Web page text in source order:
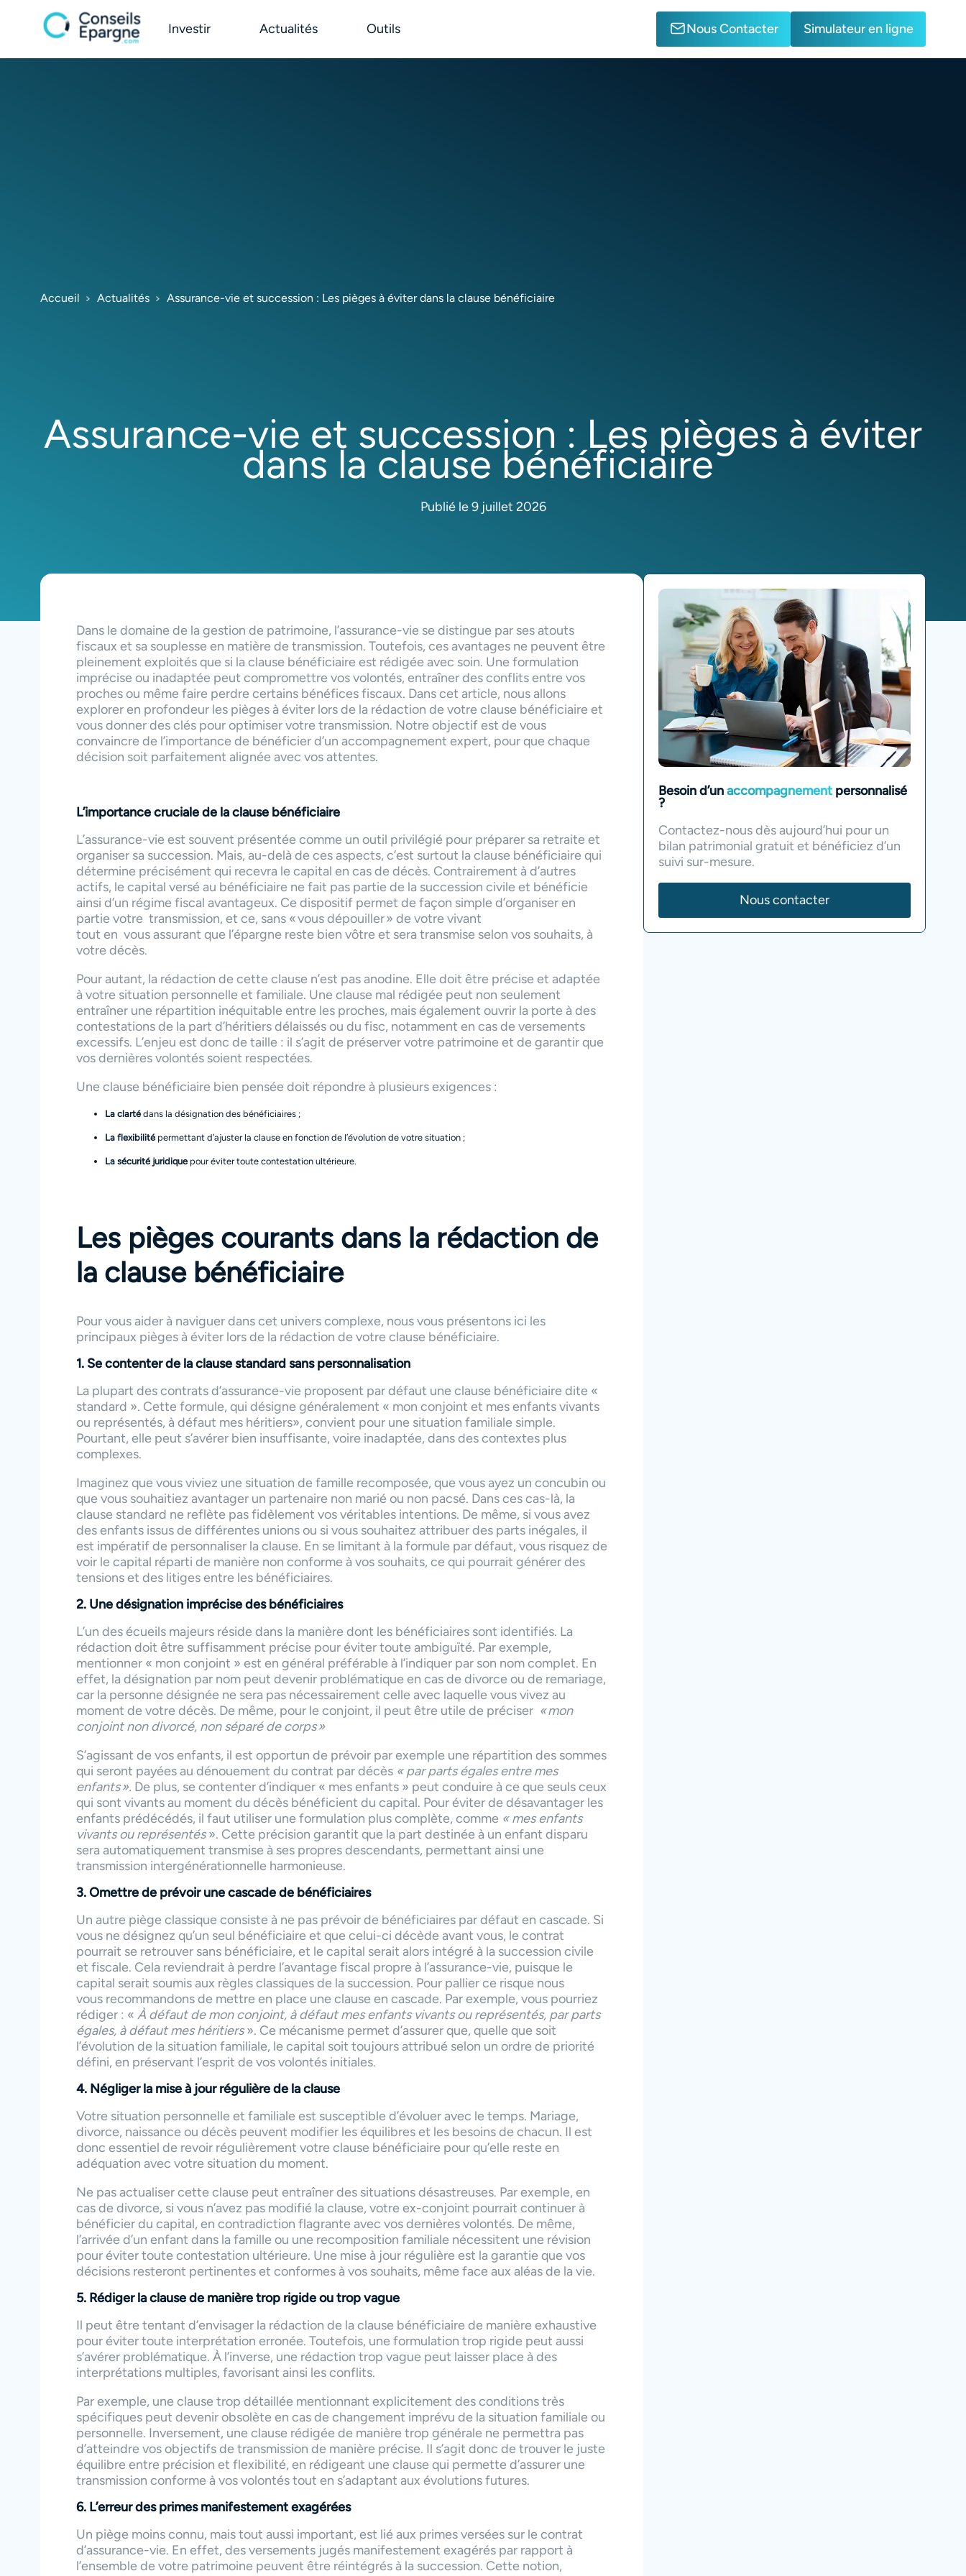
Investir Actualités Outils Nous Contacter Simulateur en ligne
Accueil Actualités Assurance-vie et succession : Les pièges à éviter dans la clause bénéficiaire
Assurance-vie et succession : Les pièges à éviter
dans la clause bénéficiaire
Publié le 9 juillet 2026
Dans le domaine de la gestion de patrimoine, l’assurance-vie se distingue par ses atouts
fiscaux et sa souplesse en matière de transmission. Toutefois, ces avantages ne peuvent être
pleinement exploités que si la clause bénéficiaire est rédigée avec soin. Une formulation
imprécise ou inadaptée peut compromettre vos volontés, entraîner des conflits entre vos
proches ou même faire perdre certains bénéfices fiscaux. Dans cet article, nous allons
explorer en profondeur les pièges à éviter lors de la rédaction de votre clause bénéficiaire et
vous donner des clés pour optimiser votre transmission. Notre objectif est de vous
convaincre de l’importance de bénéficier d’un accompagnement expert, pour que chaque
décision soit parfaitement alignée avec vos attentes.
L’importance cruciale de la clause bénéficiaire
L’assurance-vie est souvent présentée comme un outil privilégié pour préparer sa retraite et
organiser sa succession. Mais, au-delà de ces aspects, c’est surtout la clause bénéficiaire qui
détermine précisément qui recevra le capital en cas de décès. Contrairement à d’autres
actifs, le capital versé au bénéficiaire ne fait pas partie de la succession civile et bénéficie
ainsi d’un régime fiscal avantageux. Ce dispositif permet de façon simple d’organiser en
partie votre transmission, et ce, sans « vous dépouiller » de votre vivant
tout en vous assurant que l’épargne reste bien vôtre et sera transmise selon vos souhaits, à
votre décès.
Pour autant, la rédaction de cette clause n’est pas anodine. Elle doit être précise et adaptée
à votre situation personnelle et familiale. Une clause mal rédigée peut non seulement
entraîner une répartition inéquitable entre les proches, mais également ouvrir la porte à des
contestations de la part d’héritiers délaissés ou du fisc, notamment en cas de versements
excessifs. L’enjeu est donc de taille : il s’agit de préserver votre patrimoine et de garantir que
vos dernières volontés soient respectées.
Une clause bénéficiaire bien pensée doit répondre à plusieurs exigences :
La clarté dans la désignation des bénéficiaires ;
La flexibilité permettant d’ajuster la clause en fonction de l’évolution de votre situation ;
La sécurité juridique pour éviter toute contestation ultérieure.
Les pièges courants dans la rédaction de
la clause bénéficiaire
Pour vous aider à naviguer dans cet univers complexe, nous vous présentons ici les
principaux pièges à éviter lors de la rédaction de votre clause bénéficiaire.
1. Se contenter de la clause standard sans personnalisation
La plupart des contrats d’assurance-vie proposent par défaut une clause bénéficiaire dite «
standard ». Cette formule, qui désigne généralement « mon conjoint et mes enfants vivants
ou représentés, à défaut mes héritiers», convient pour une situation familiale simple.
Pourtant, elle peut s’avérer bien insuffisante, voire inadaptée, dans des contextes plus
complexes.
Imaginez que vous viviez une situation de famille recomposée, que vous ayez un concubin ou
que vous souhaitiez avantager un partenaire non marié ou non pacsé. Dans ces cas-là, la
clause standard ne reflète pas fidèlement vos véritables intentions. De même, si vous avez
des enfants issus de différentes unions ou si vous souhaitez attribuer des parts inégales, il
est impératif de personnaliser la clause. En se limitant à la formule par défaut, vous risquez de
voir le capital réparti de manière non conforme à vos souhaits, ce qui pourrait générer des
tensions et des litiges entre les bénéficiaires.
2. Une désignation imprécise des bénéficiaires
L’un des écueils majeurs réside dans la manière dont les bénéficiaires sont identifiés. La
rédaction doit être suffisamment précise pour éviter toute ambiguïté. Par exemple,
mentionner « mon conjoint » est en général préférable à l’indiquer par son nom complet. En
effet, la désignation par nom peut devenir problématique en cas de divorce ou de remariage,
car la personne désignée ne sera pas nécessairement celle avec laquelle vous vivez au
moment de votre décès. De même, pour le conjoint, il peut être utile de préciser « mon
conjoint non divorcé, non séparé de corps »
S’agissant de vos enfants, il est opportun de prévoir par exemple une répartition des sommes
qui seront payées au dénouement du contrat par décès « par parts égales entre mes
enfants ». De plus, se contenter d’indiquer « mes enfants » peut conduire à ce que seuls ceux
qui sont vivants au moment du décès bénéficient du capital. Pour éviter de désavantager les
enfants prédécédés, il faut utiliser une formulation plus complète, comme « mes enfants
vivants ou représentés». Cette précision garantit que la part destinée à un enfant disparu
sera automatiquement transmise à ses propres descendants, permettant ainsi une
transmission intergénérationnelle harmonieuse.
3. Omettre de prévoir une cascade de bénéficiaires
Un autre piège classique consiste à ne pas prévoir de bénéficiaires par défaut en cascade. Si
vous ne désignez qu’un seul bénéficiaire et que celui-ci décède avant vous, le contrat
pourrait se retrouver sans bénéficiaire, et le capital serait alors intégré à la succession civile
et fiscale. Cela reviendrait à perdre l’avantage fiscal propre à l’assurance-vie, puisque le
capital serait soumis aux règles classiques de la succession. Pour pallier ce risque nous
vous recommandons de mettre en place une clause en cascade. Par exemple, vous pourriez
rédiger : « À défaut de mon conjoint, à défaut mes enfants vivants ou représentés, par parts
égales, à défaut mes héritiers». Ce mécanisme permet d’assurer que, quelle que soit
l’évolution de la situation familiale, le capital soit toujours attribué selon un ordre de priorité
défini, en préservant l’esprit de vos volontés initiales.
4. Négliger la mise à jour régulière de la clause
Votre situation personnelle et familiale est susceptible d’évoluer avec le temps. Mariage,
divorce, naissance ou décès peuvent modifier les équilibres et les besoins de chacun. Il est
donc essentiel de revoir régulièrement votre clause bénéficiaire pour qu’elle reste en
adéquation avec votre situation du moment.
Ne pas actualiser cette clause peut entraîner des situations désastreuses. Par exemple, en
cas de divorce, si vous n’avez pas modifié la clause, votre ex-conjoint pourrait continuer à
bénéficier du capital, en contradiction flagrante avec vos dernières volontés. De même,
l’arrivée d’un enfant dans la famille ou une recomposition familiale nécessitent une révision
pour éviter toute contestation ultérieure. Une mise à jour régulière est la garantie que vos
décisions resteront pertinentes et conformes à vos souhaits, même face aux aléas de la vie.
5. Rédiger la clause de manière trop rigide ou trop vague
Il peut être tentant d’envisager la rédaction de la clause bénéficiaire de manière exhaustive
pour éviter toute interprétation erronée. Toutefois, une formulation trop rigide peut aussi
s’avérer problématique. À l’inverse, une rédaction trop vague peut laisser place à des
interprétations multiples, favorisant ainsi les conflits.
Par exemple, une clause trop détaillée mentionnant explicitement des conditions très
spécifiques peut devenir obsolète en cas de changement imprévu de la situation familiale ou
personnelle. Inversement, une clause rédigée de manière trop générale ne permettra pas
d’atteindre vos objectifs de transmission de manière précise. Il s’agit donc de trouver le juste
équilibre entre précision et flexibilité, en rédigeant une clause qui permette d’assurer une
transmission conforme à vos volontés tout en s’adaptant aux évolutions futures.
6. L’erreur des primes manifestement exagérées
Un piège moins connu, mais tout aussi important, est lié aux primes versées sur le contrat
d’assurance-vie. En effet, des versements jugés manifestement exagérés par rapport à
l’ensemble de votre patrimoine peuvent être réintégrés à la succession. Cette notion,
Besoin d’unaccompagnement personnalisé
?
Contactez-nous dès aujourd’hui pour un
bilan patrimonial gratuit et bénéficiez d’un
suivi sur-mesure.
Nous contacter